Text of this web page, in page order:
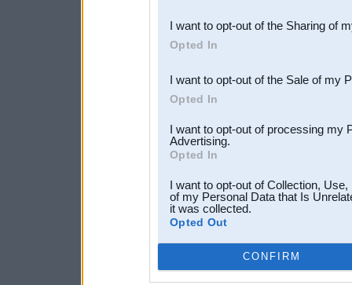
Downstream Participants
third parties.
I want to opt-out of the Sharing of
Opted In
I want to opt-out of the Sale of my
Opted In
I want to opt-out of processing my
Advertising.
Opted In
I want to opt-out of Collection,
of my Personal Data that Is
it was collected.
Opted Out
CONFIRM